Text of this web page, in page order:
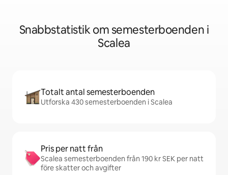
Snabbstatistik om semesterboenden i
Scalea
Totalt antal semesterboenden
Utforska 430 semesterboenden i Scalea
Pris per natt från
Scalea semesterboenden från 190 kr SEK per natt
före skatter och avgifter